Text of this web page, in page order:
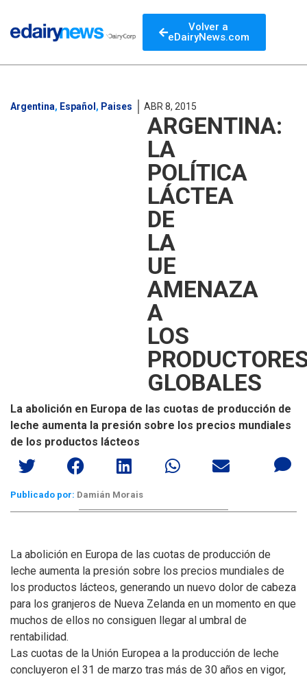
Volver a
eDairyNews.com
Argentina, Español , Paises ABR 8, 2015
ARGENTINA:
LA
POLÍTICA
LÁCTEA
DE
LA
UE
AMENAZA
A
LOS
GLOBALES
La abolición en Europa de las cuotas de producción de
leche aumenta la presión sobre los precios mundiales
de los productos lácteos
Publicado por: Damián Morais
La abolición en Europa de las cuotas de producción de
leche aumenta la presión sobre los precios mundiales de
los productos lácteos, generando un nuevo dolor de cabeza
para los granjeros de Nueva Zelanda en un momento en que
muchos de ellos no consiguen llegar al umbral de
rentabilidad.
Las cuotas de la Unión Europea a la producción de leche
concluyeron el 31 de marzo tras más de 30 años en vigor,